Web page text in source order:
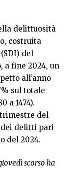
delittuosità
costruita
del
a fine 2024, un
all’anno
sul totale
a 1474).
del
dei delitti pari
del 2024.
scorso ha